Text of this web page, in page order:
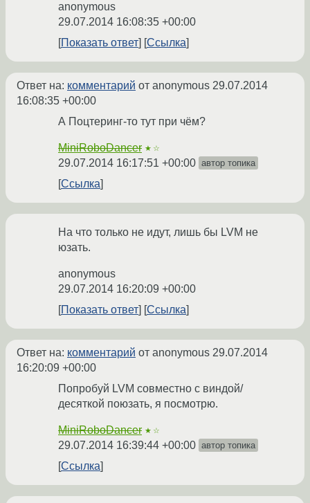
anonymous
29.07.2014 16:08:35 +00:00
Показать ответ
Ссылка
Ответ на: комментарий от anonymous 29.07.2014
16:08:35 +00:00
А Поцтеринг-то тут при чём?
MiniRoboDancer ★☆
29.07.2014 16:17:51 +00:00 автор топика
Ссылка
На что только не идут, лишь бы LVM не
юзать.
anonymous
29.07.2014 16:20:09 +00:00
Показать ответ
Ссылка
Ответ на: комментарий от anonymous 29.07.2014
16:20:09 +00:00
Попробуй LVM совместно с виндой/
десяткой поюзать, я посмотрю.
MiniRoboDancer ★☆
29.07.2014 16:39:44 +00:00 автор топика
Ссылка